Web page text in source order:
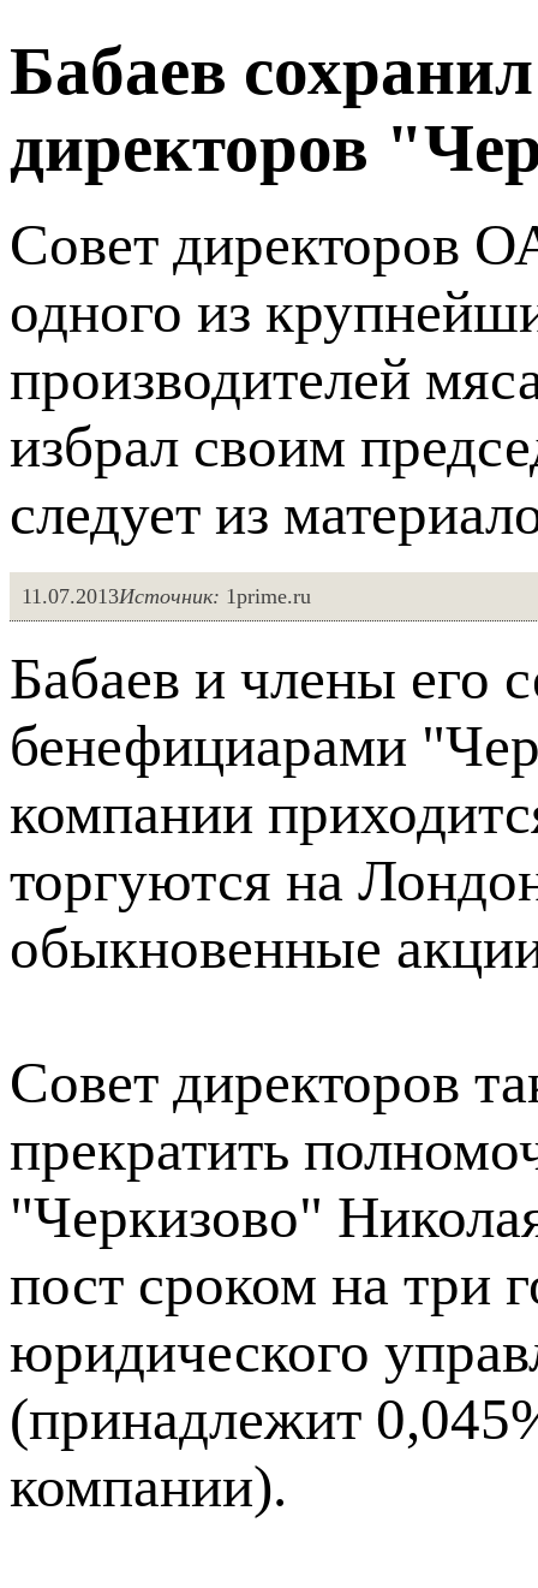
Бабаев
директоров
Совет директоров
одного из
производителей
избрал своим
следует из
11.07.2013Источник: 1prime.ru
Бабаев и члены его
бенефициарами
компании
торгуются на
обыкновенные
Совет директоров
прекратить
"Черкизово"
пост сроком на три
юридического
(принадлежит
компании).